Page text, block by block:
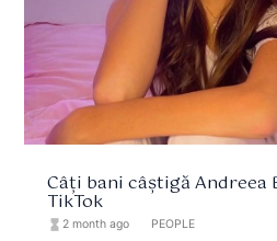
Câți bani câștigă Andreea
TikTok
hourglass_full 2 month ago PEOPLE